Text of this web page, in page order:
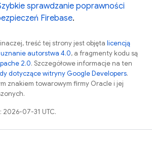
sprawdzanie poprawności
Firebase.
treść tej strony jest objęta licencją
autorstwa 4.0, a fragmenty kodu są
2.0. Szczegółowe informacje na ten
dotyczące witryny Google Developers.
znakiem towarowym firmy Oracle i jej
07-31 UTC.